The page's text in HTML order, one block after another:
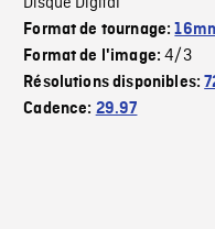
Format de tournage:
Format de l'image:4/3
Résolutions disponibles:
Cadence: 29.97